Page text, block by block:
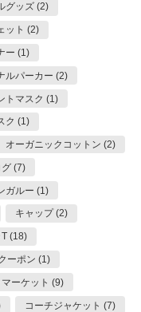
グッズ (2)
ット (2)
ー (1)
ルパーカー (2)
トマスク (1)
ク (1)
オーガニックコットン (2)
(7)
ガルー (1)
キャップ (2)
T (18)
ーポン (1)
マーケット (9)
コーチジャケット (7)